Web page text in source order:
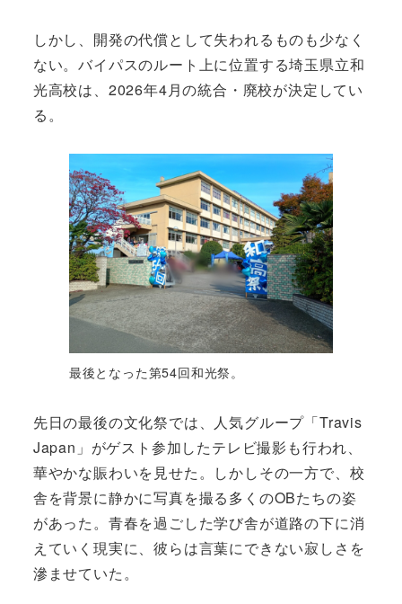
しかし、開発の代償として失われるものも少なく
ない。バイパスのルート上に位置する埼玉県立和
光高校は、2026年4月の統合・廃校が決定してい
る。
最後となった第54回和光祭。
先日の最後の文化祭では、人気グループ「Travis
Japan」がゲスト参加したテレビ撮影も行われ、
華やかな賑わいを見せた。しかしその一方で、校
舎を背景に静かに写真を撮る多くのOBたちの姿
があった。青春を過ごした学び舎が道路の下に消
えていく現実に、彼らは言葉にできない寂しさを
滲ませていた。